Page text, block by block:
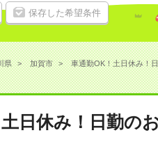
保存した希望条件
県 加賀市 車通勤OK！土日休み！
日休み！日勤の